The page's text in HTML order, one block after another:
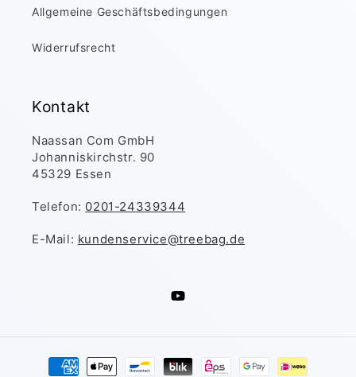
Allgemeine Geschäftsbedingungen
Widerrufsrecht
Kontakt
Naassan Com GmbH
Johanniskirchstr. 90
45329 Essen
Telefon: 0201-24339344
E-Mail: kundenservice@treebag.de
YouTube
Zahlungsmethoden